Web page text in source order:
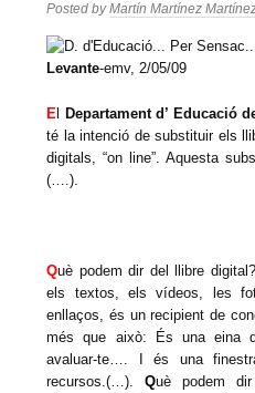
Posted byMartín Martínez
Levante-emv, 2/05/09
E
Departament d’ Educació
té la intenció de substituir els
digitals, “on line”. Aquesta
(….).
Què podem dir del llibre
els textos, els vídeos, les
enllaços, és un recipient de
més que això: És una eina
avaluar-te…. I és una
recursos.(…).Què podem